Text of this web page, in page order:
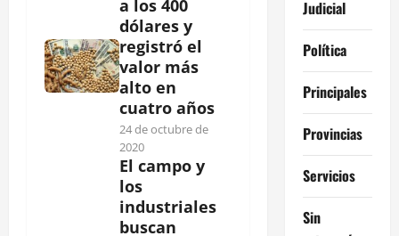
a los 400
dólares y
registró el
valor más
alto en
cuatro años
24 de octubre de
2020
El campo y
los
industriales
buscan
Judicial
Política
Principales
Provincias
Servicios
Sin